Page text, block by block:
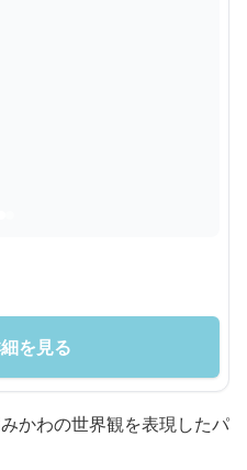
を見る
かわの世界観を表現したパ